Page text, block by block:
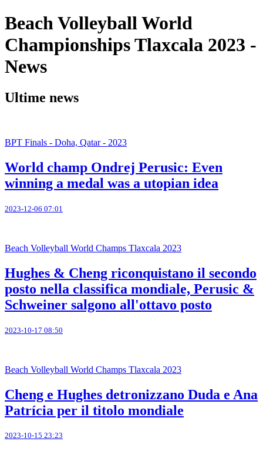
Beach Volleyball World
Championships Tlaxcala 2023 -
News
Ultime news
BPT Finals - Doha, Qatar - 2023
World champ Ondrej Perusic: Even
winning a medal was a utopian idea
2023-12-06 07:01
Beach Volleyball World Champs Tlaxcala 2023
Hughes & Cheng riconquistano il secondo
posto nella classifica mondiale, Perusic &
Schweiner salgono all'ottavo posto
2023-10-17 08:50
Beach Volleyball World Champs Tlaxcala 2023
Cheng e Hughes detronizzano Duda e Ana
Patrícia per il titolo mondiale
2023-10-15 23:23